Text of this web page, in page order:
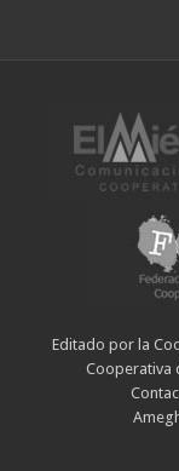
Editado por la
Cooperativa